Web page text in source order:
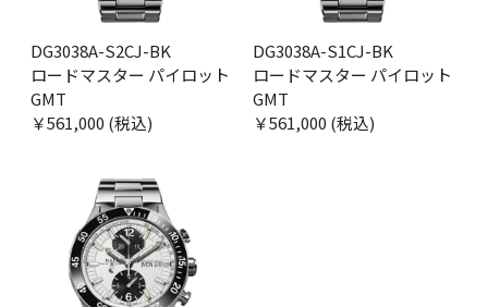
DG3038A-S2CJ-BK
ロードマスター パイロット
GMT
￥561,000 (税込)
DG3038A-S1CJ-BK
ロードマスター パイロット
GMT
￥561,000 (税込)